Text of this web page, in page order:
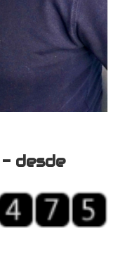
desde